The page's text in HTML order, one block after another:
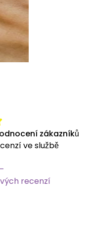
zákazníků
ve službě
–
recenzí